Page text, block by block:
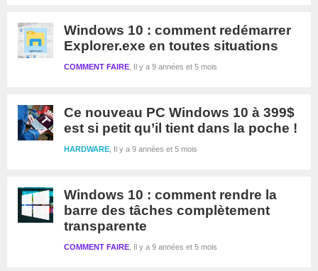
Windows 10 : comment redémarrer
Explorer.exe en toutes situations
Il y a 9 années et 5 mois
COMMENT FAIRE
Ce nouveau PC Windows 10 à 399$
est si petit qu’il tient dans la poche !
Il y a 9 années et 5 mois
HARDWARE
Windows 10 : comment rendre la
barre des tâches complètement
transparente
Il y a 9 années et 5 mois
COMMENT FAIRE